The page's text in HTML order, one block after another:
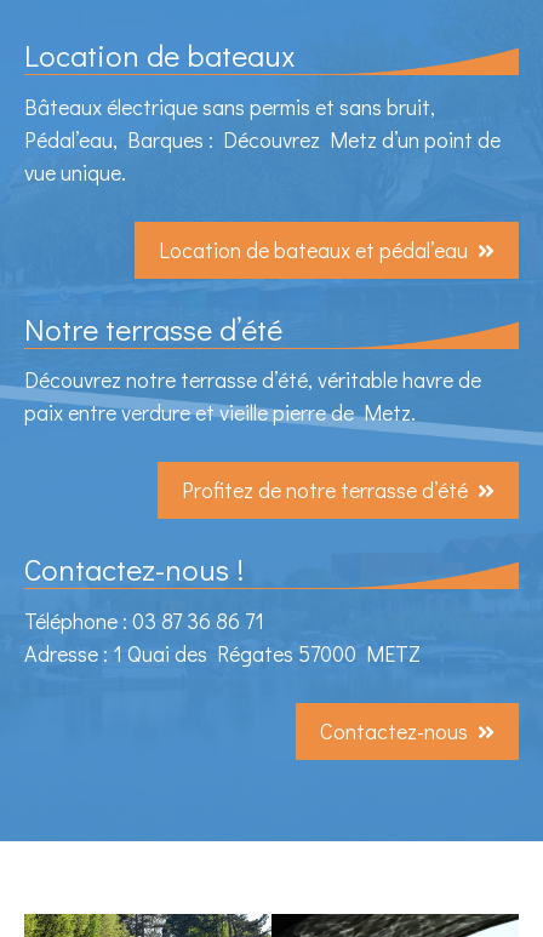
Location de bateaux
Bâteaux électrique sans permis et sans bruit,
Pédal’eau, Barques : Découvrez Metz d’un point de
vue unique.
Location de bateaux et pédal’eau
Notre terrasse d’été
Découvrez notre terrasse d’été, véritable havre de
paix entre verdure et vieille pierre de Metz.
Profitez de notre terrasse d’été
Contactez-nous !
Téléphone : 03 87 36 86 71
Adresse : 1 Quai des Régates 57000 METZ
Contactez-nous